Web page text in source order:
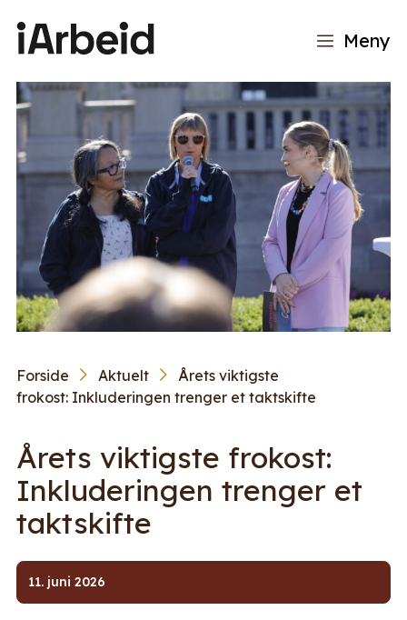
Meny
Forside Aktuelt
Årets viktigste
frokost: Inkluderingen trenger et taktskifte
Årets viktigste frokost:
Inkluderingen trenger et
taktskifte
11. juni 2026